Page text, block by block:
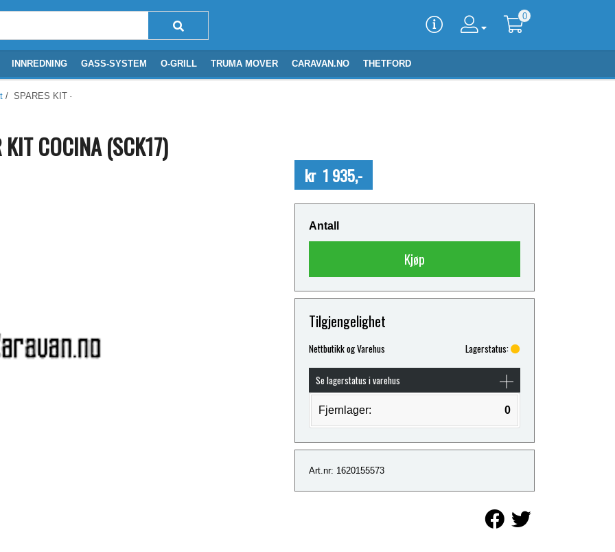
0
INNREDNING GASS-SYSTEM O-GRILL TRUMA MOVER CARAVAN.NO THETFORD
/ SPARES KIT - GRILL BURNER KIT COCINA (SCK17)
COCINA (SCK17)
kr 1 935,-
Antall
Kjøp
Tilgjengelighet
Nettbutikk og Varehus Lagerstatus:
Se lagerstatus i varehus
Fjernlager: 0
Art.nr: 1620155573